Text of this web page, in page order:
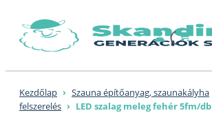
content
Kezdőlap › Szauna építőanyag, szaunakályha
felszerelés › LED szalag meleg fehér 5fm/db